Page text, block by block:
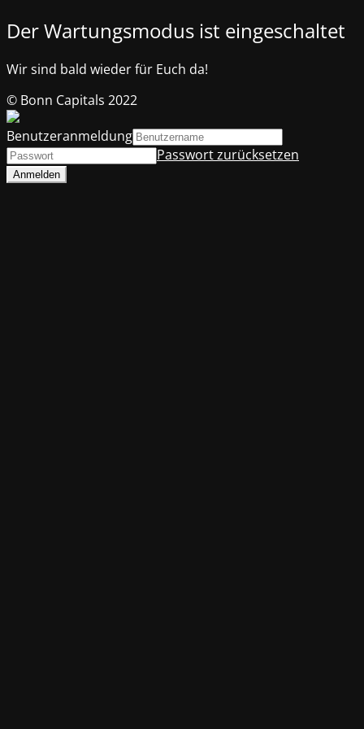
Der Wartungsmodus ist eingeschaltet
Wir sind bald wieder für Euch da!
© Bonn Capitals 2022
Benutzeranmeldung
Passwort zurücksetzen